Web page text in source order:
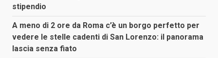
stipendio
A meno di 2 ore da Roma c’è un borgo perfetto per
vedere le stelle cadenti di San Lorenzo: il panorama
lascia senza fiato